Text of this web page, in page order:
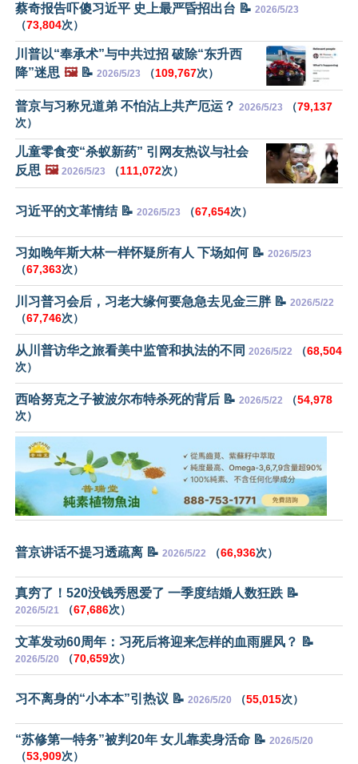
蔡奇报告吓傻习近平 史上最严昏招出台 📝 2026/5/23
（73,804次）
川普以“奉承术”与中共过招 破除“东升西
降”迷思 🖼️📝 2026/5/23 （109,767次）
普京与习称兄道弟 不怕沾上共产厄运？ 2026/5/23 （79,137
次）
儿童零食变“杀蚁新药” 引网友热议与社会
反思 🖼️ 2026/5/23 （111,072次）
习近平的文革情结 📝 2026/5/23 （67,654次）
习如晚年斯大林一样怀疑所有人 下场如何 📝 2026/5/23
（67,363次）
川习普习会后，习老大缘何要急急去见金三胖 📝 2026/5/22
（67,746次）
从川普访华之旅看美中监管和执法的不同 2026/5/22 （68,504
次）
西哈努克之子被波尔布特杀死的背后 📝 2026/5/22 （54,978
次）
普京讲话不提习透疏离 📝 2026/5/22 （66,936次）
真穷了！520没钱秀恩爱了 一季度结婚人数狂跌 📝
2026/5/21 （67,686次）
文革发动60周年：习死后将迎来怎样的血雨腥风？ 📝
2026/5/20 （70,659次）
习不离身的“小本本”引热议 📝 2026/5/20 （55,015次）
“苏修第一特务”被判20年 女儿靠卖身活命 📝 2026/5/20
（53,909次）